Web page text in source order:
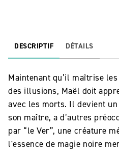
DESCRIPTIF DÉTAILS
Maintenant qu’il maîtrise
des illusions, Maël doit
avec les morts. Il devient
son maître, a d’autres
par “le Ver”, une créature
l'essence de magie noire